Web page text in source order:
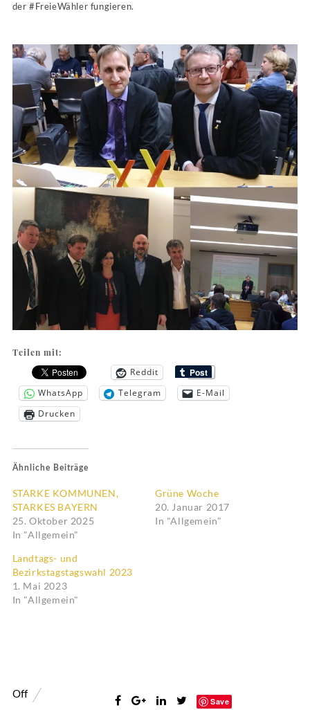
der #FreieWähler fungieren.
Teilen mit:
Reddit
WhatsApp
Telegram
E-Mail
Drucken
Ähnliche Beiträge
STARKE KOMMUNEN,
STARKES BAYERN
25. Oktober 2025
In "Allgemein"
Grüne Woche
20. Januar 2017
In "Allgemein"
Landtags- und
Bezirkstagstagswahl 2023
1. Mai 2023
In "Allgemein"
Off
Save